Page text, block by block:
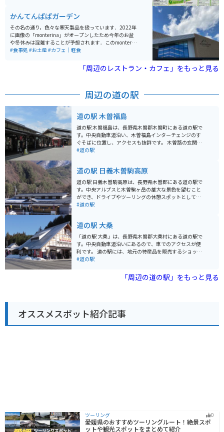
かんてんぱぱガーデン
その名の通り，色々な寒天製品を扱っています．2022年
に画像の「monterina」がオープンしたため今年のお盆
や冬休みは混雑することが予想されます．このmonterin
aは，寒天に限らず，全国の珍味や長野県の地酒(日本酒)
と思います．地方の意外な珍味に出会えるかもしれませ
#食事処 #お土産#カフェ｜軽食
「周辺のレストラン・カフェ」をもっと見る
周辺の道の駅
道の駅 木曽福島
道の駅 木曽福島は、長野県木曽郡木曽町にある道の駅で
す。中央自動車道沿い、木曽福島インターチェンジのす
ぐそばに位置し、アクセスも抜群です。 木曽路の玄関口
として、観光案内所では木曽ひのきを使用した温かみの
木工品、そば、五平餅など、旅の思い出やお土産に最適
な品々が揃っています。 バイクで訪れる場合、道の駅に
は広い駐車場が完備されているので安心です。ツーリン
グの休憩地点として利用するのも良いでしょう。木曽路
は、雄大な山々に囲まれた風光明媚なルートです。道の
の重要文化財に指定されている旧家で、当時の暮らしを
垣間見ることができる「福島宿 木曽路の宿場町」や、鮮
やかな紅葉が美しい「寝覚ノ床」など、見どころもたく
さんあります。
#道の駅
道の駅 日義木曽駒高原
道の駅 日義木曽駒高原は、長野県木曽郡にある道の駅で
す。中央アルプスと木曽駒ヶ岳の雄大な景色を望むこと
ができ、ドライブやツーリングの休憩スポットとして人
気です。 地元の特産品を販売するショップでは、新鮮な
った郷土料理や、信州そばなどが味わえます。 バイクで
訪れる場合、道の駅には広い駐車場が完備されているの
で安心です。また、周辺には、木曽駒ヶ岳ロープウェイ
や、寝覚の床など、観光スポットも点在しているので、
ツーリングの拠点としても最適です。
#道の駅
道の駅 大桑
「道の駅 大桑」は、長野県木曽郡大桑村にある道の駅で
す。中央自動車道沿いにあるので、車でのアクセスが便
利です。 道の駅には、地元の特産品を販売するショップ
や、食事処があります。木曽地方は、木曽ひのきなどの
工芸品やお土産が販売されています。 食事処では、地元
産の食材を使った料理を楽しむことができます。名物
ツーリングの休憩場所としても最適です。 周辺には、木
曽五木で有名な森林鉄道「赤沢自然休養林」や、温泉施
設「阿寺渓谷温泉」など、観光スポットも充実している
#道の駅
「周辺の道の駅」をもっと見る
オススメスポット紹介記事
ツーリング 0
愛媛県のおすすめツーリングルート！絶景スポ
ットや観光スポットをまとめて紹介